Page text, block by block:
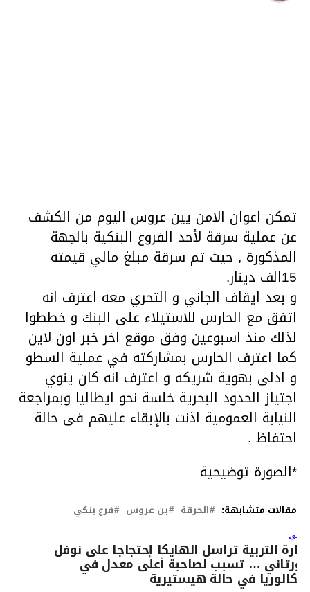
تمكن اعوان الامن يين عروس اليوم من الكشف
عن عملية سرقة لأحد الفروع البنكية بالجهة
المذكورة , حيث تم سرقة مبلغ مالي قيمته
15الف دينار.
و بعد ايقاف الجاني و التحري معه اعترف انه
اتفق مع الحارس للاستيلاء على البنك و خططوا
لذلك منذ اسبوعين وفق موقع اخر خبر اون لاين
كما اعترف الحارس بمشاركته في عملية السطو
و ادلى بهوية شريكه و اعترف انه كان ينوي
اجتياز الحدود البحرية خلسة نحو ايطاليا وبمراجعة
النيابة العمومية اذنت بالإبقاء عليهم فى حالة
احتفاظ .
*الصورة توضيحية
مقالات متشابهة: الحرقة بن عروس فرع بنكي
التربية تراسل الهايكا إحتجاجا على نوفل
… تسبب لصاحبة أعلى معدل في
في حالة هيستيرية